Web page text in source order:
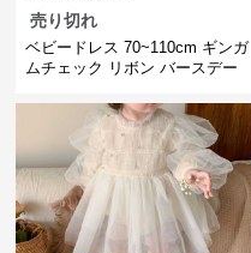
売り切れ
ベビードレス 70~110cm ギンガ
ムチェック リボン バースデー